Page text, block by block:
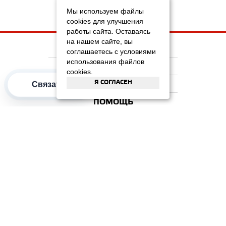
НА ГЛАВНУЮ
КОМПАНИЯ
ИНФОРМАЦИЯ
ПОМОЩЬ
Связаться
Мы используем файлы
cookies для улучшения
работы сайта. Оставаясь
на нашем сайте, вы
соглашаетесь с условиями
использования файлов
cookies.
Я СОГЛАСЕН